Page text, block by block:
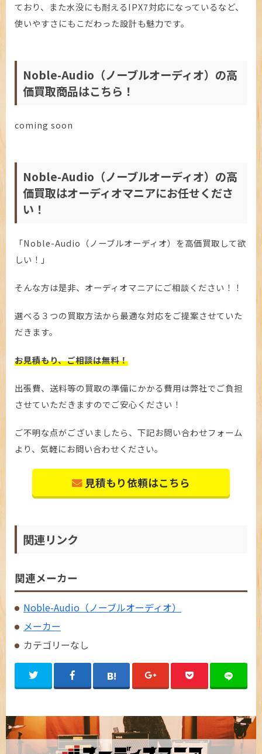
ており、また水没にも耐えるIPX7対応になっているなど、
使いやすさにもこだわった設計も魅力です。
Noble-Audio（ノーブルオーディオ）の高
価買取商品はこちら！
coming soon
Noble-Audio（ノーブルオーディオ）の高
価買取はオーディオマニアにお任せくださ
い！
「Noble-Audio（ノーブルオーディオ）を高価買取して欲
しい！」
そんな方は是非、オーディオマニアにご相談ください！！
選べる３つの買取方法から最適な対応をご提案させていた
だきます。
お見積もり、ご相談は無料！
出張費、送料等の買取の準備にかかる費用は弊社でご負担
させていただきますのでご安心ください！
ご不明な点がございましたら、下記お問い合わせフォーム
より、気軽にお問い合わせください。
見積もり依頼はこちら
関連リンク
関連メーカー
Noble-Audio（ノーブルオーディオ）
メーカー
カテゴリーなし